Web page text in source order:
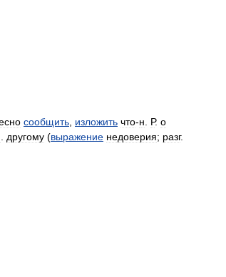
сообщить изложить что-н Р. о
другому (выражение недоверия; разг.